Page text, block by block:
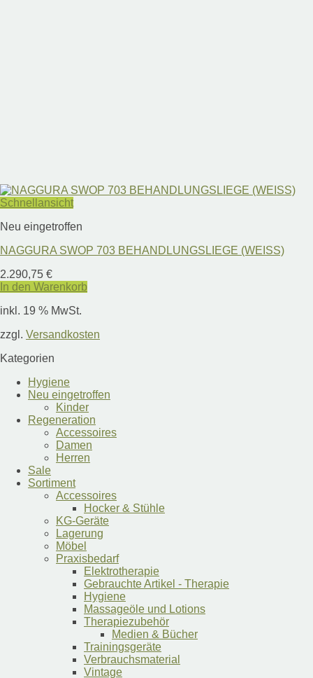
Schnellansicht
Neu eingetroffen
NAGGURA SWOP 703 BEHANDLUNGSLIEGE (WEISS)
2.290,75 €
In den Warenkorb
inkl. 19 % MwSt.
zzgl. Versandkosten
Kategorien
Hygiene
Neu eingetroffen
Kinder
Regeneration
Accessoires
Damen
Herren
Sale
Sortiment
Accessoires
Hocker & Stühle
KG-Geräte
Lagerung
Möbel
Praxisbedarf
Elektrotherapie
Gebrauchte Artikel - Therapie
Hygiene
Massageöle und Lotions
Therapiezubehör
Medien & Bücher
Trainingsgeräte
Verbrauchsmaterial
Vintage